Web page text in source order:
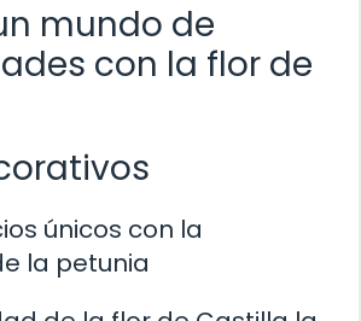
mundo de
con la flor de
únicos con la
la petunia